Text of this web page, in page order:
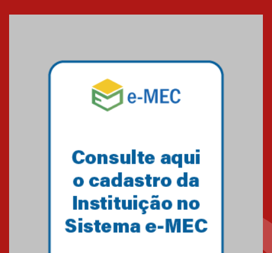
Professora do Mackenzie é
finalista do Prêmio Jabuti com
obra sobre ética e arquitetura
contemporânea
Semana Internacional
Mackenzie promove parcerias
internacionais
03.08.2026